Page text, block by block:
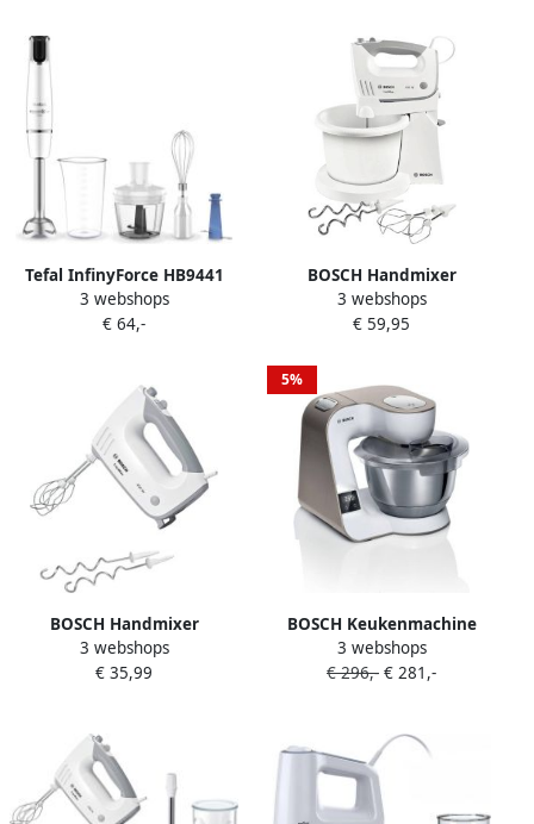
Tefal InfinyForce HB9441
Staafmixer Inclusief
Mengbeker Hakmolen
Snelheidsregeling Geschikt
voor Sauzen en Soepen Wit
1000W
3 webshops
€ 64,-
BOSCH Handmixer
ErgoMixx MFQ36460
roestvrijstalen garde
3 webshops
€ 59,95
BOSCH Handmixer
ErgoMixx MFQ36400
roestvrijstalen garde
3 webshops
€ 35,99
5%
BOSCH Keukenmachine
Serie 4 MUM5XW20
geïntegreerde weegschaal
champagne
3 webshops
€ 296,- € 281,-